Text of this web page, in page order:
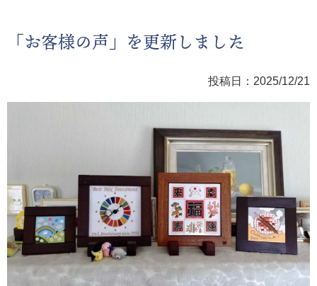
「お客様の声」を更新しました
投稿日：2025/12/21